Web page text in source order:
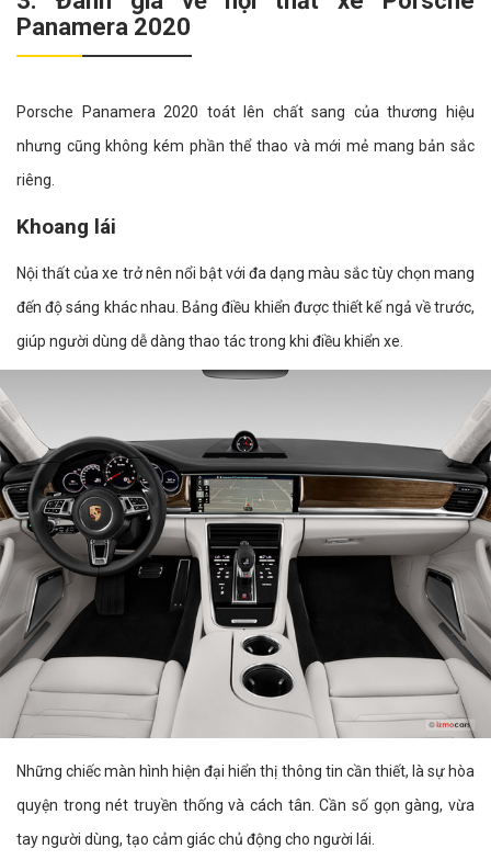
Panamera 2020
Porsche Panamera 2020 toát lên chất sang của thương hiệu
nhưng cũng không kém phần thể thao và mới mẻ mang bản sắc
riêng.
Khoang lái
Nội thất của xe trở nên nổi bật với đa dạng màu sắc tùy chọn mang
đến độ sáng khác nhau. Bảng điều khiển được thiết kế ngả về trước,
giúp người dùng dễ dàng thao tác trong khi điều khiển xe.
Những chiếc màn hình hiện đại hiển thị thông tin cần thiết, là sự hòa
quyện trong nét truyền thống và cách tân. Cần số gọn gàng, vừa
tay người dùng, tạo cảm giác chủ động cho người lái.